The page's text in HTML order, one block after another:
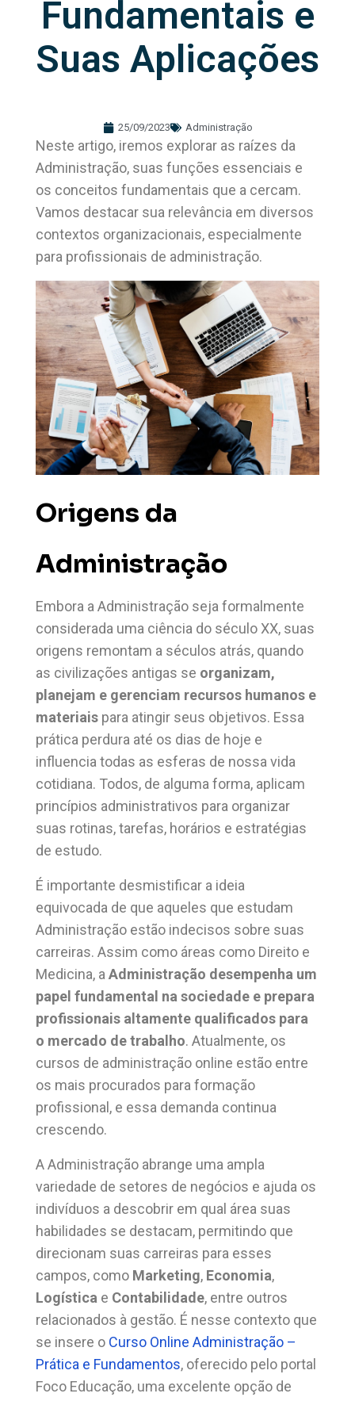
Fundamentais e
Suas Aplicações
25/09/2023 Administração
Neste artigo, iremos explorar as raízes da
Administração, suas funções essenciais e
os conceitos fundamentais que a cercam.
Vamos destacar sua relevância em diversos
contextos organizacionais, especialmente
para profissionais de administração.
Origens da
Administração
Embora a Administração seja formalmente
considerada uma ciência do século XX, suas
origens remontam a séculos atrás, quando
as civilizações antigas se organizam,
planejam e gerenciam recursos humanos e
materiais para atingir seus objetivos. Essa
prática perdura até os dias de hoje e
influencia todas as esferas de nossa vida
cotidiana. Todos, de alguma forma, aplicam
princípios administrativos para organizar
suas rotinas, tarefas, horários e estratégias
de estudo.
É importante desmistificar a ideia
equivocada de que aqueles que estudam
Administração estão indecisos sobre suas
carreiras. Assim como áreas como Direito e
Medicina, a Administração desempenha um
papel fundamental na sociedade e prepara
profissionais altamente qualificados para
o mercado de trabalho. Atualmente, os
cursos de administração online estão entre
os mais procurados para formação
profissional, e essa demanda continua
crescendo.
A Administração abrange uma ampla
variedade de setores de negócios e ajuda os
indivíduos a descobrir em qual área suas
habilidades se destacam, permitindo que
direcionam suas carreiras para esses
campos, como Marketing, Economia,
Logística e Contabilidade, entre outros
relacionados à gestão. É nesse contexto que
se insere o Curso Online Administração –
Prática e Fundamentos, oferecido pelo portal
Foco Educação, uma excelente opção de